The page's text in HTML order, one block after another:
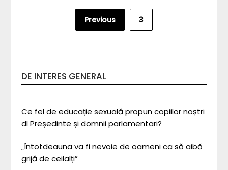
pagination
Previous 3
DE INTERES GENERAL
Ce fel de educație sexuală propun copiilor noștri
dl Președinte și domnii parlamentari?
„Întotdeauna va fi nevoie de oameni ca să aibă
grijă de ceilalți”